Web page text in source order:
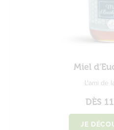
Miel
L'ami de
DÈS
JE